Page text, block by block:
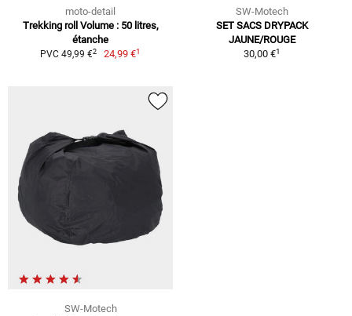
moto-detail
Trekking roll Volume : 50 litres,
étanche
PVC 49,99 €2 24,99 €1
SW-Motech
SET SACS DRYPACK
JAUNE/ROUGE
30,00 €1
SW-Motech